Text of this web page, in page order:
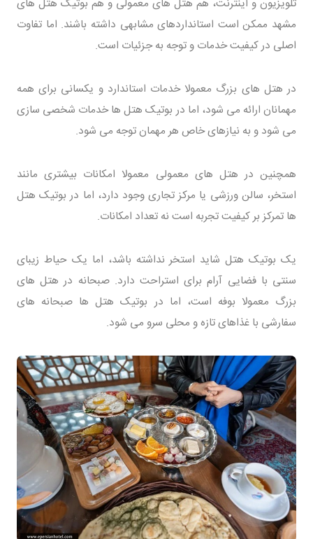
مشهد ممکن است استانداردهای مشابهی داشته باشند. اما تفاوت
اصلی در کیفیت خدمات و توجه به جزئیات است.
در هتل های بزرگ معمولا خدمات استاندارد و یکسانی برای همه
مهمانان ارائه می شود، اما در بوتیک هتل ها خدمات شخصی سازی
می شود و به نیازهای خاص هر مهمان توجه می شود.
همچنین در هتل های معمولی معمولا امکانات بیشتری مانند
استخر، سالن ورزشی یا مرکز تجاری وجود دارد، اما در بوتیک هتل
ها تمرکز بر کیفیت تجربه است نه تعداد امکانات.
یک بوتیک هتل شاید استخر نداشته باشد، اما یک حیاط زیبای
سنتی با فضایی آرام برای استراحت دارد. صبحانه در هتل های
بزرگ معمولا بوفه است، اما در بوتیک هتل ها صبحانه های
سفارشی با غذاهای تازه و محلی سرو می شود.